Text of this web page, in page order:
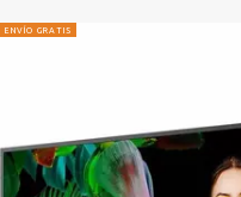
ENVÍO GRATIS